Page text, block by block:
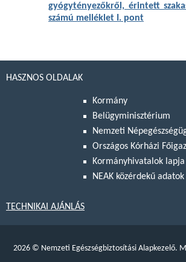
gyógytényezőkről, érintett
számú melléklet I. pont
HASZNOS OLDALAK
Kormány
Belügyminisztérium
Nemzeti
Országos Kórházi
Kormányhivatalok lapja
NEAK közérdekű adatok
TECHNIKAI AJÁNLÁS
2026 © Nemzeti Egészségbiztosítási Alapkezelő.